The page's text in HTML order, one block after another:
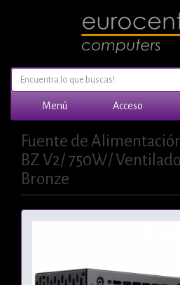
Menú Acceso
Fuente de
BZ V2/ 750W/
Bronze